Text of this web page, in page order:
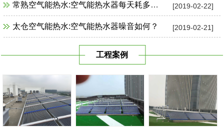
[2019-02-22]
常熟空气能热水:空气能热水器每天耗多少电？
[2019-02-21]
太仓空气能热水:空气能热水器噪音如何？
工程案例